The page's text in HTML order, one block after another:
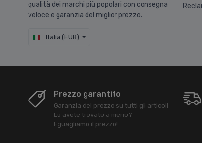
qualità dei marchi più popolari con consegna
veloce e garanzia del miglior prezzo.
Italia (EUR)
Prezzo garantito
Garanzia del prezzo su tutti gli articoli
Lo avete trovato a meno?
Eguagliamo il prezzo!